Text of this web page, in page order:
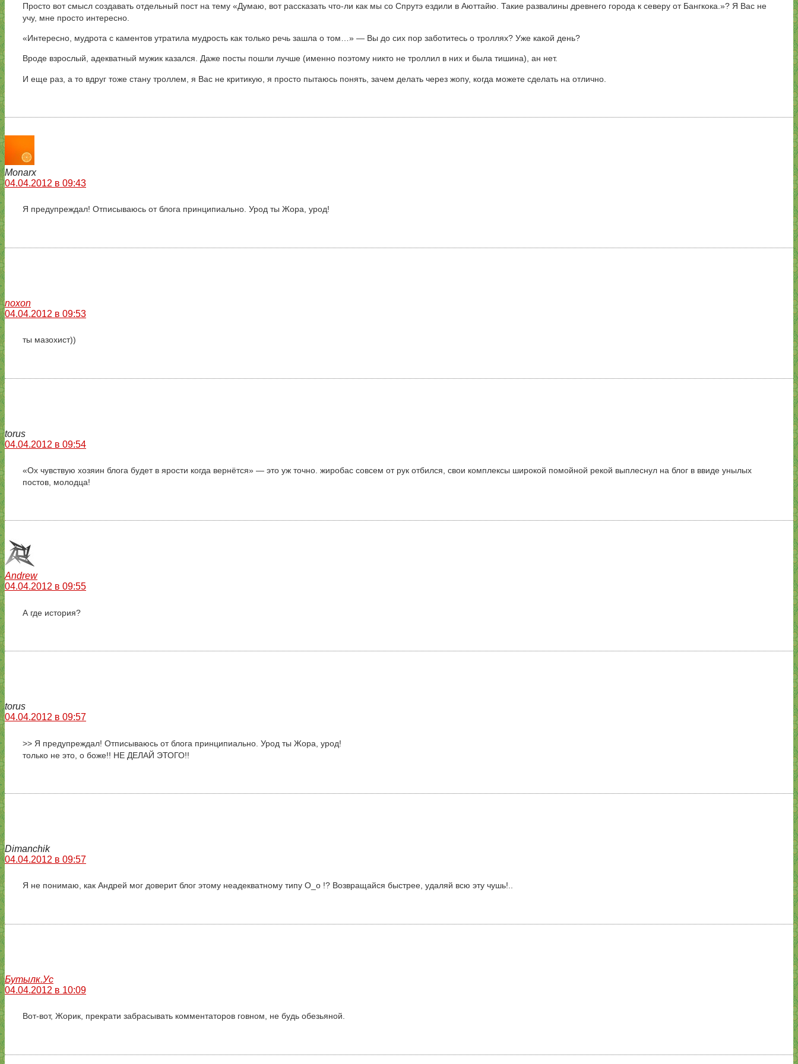
Просто вот смысл создавать отдельный пост на тему «Думаю, вот рассказать что-ли как мы со Спрутэ ездили в Аюттайю. Такие развалины древнего города к северу от Бангкока.»? Я Вас не
учу, мне просто интересно.
«Интересно, мудрота с каментов утратила мудрость как только речь зашла о том…» — Вы до сих пор заботитесь о троллях? Уже какой день?
Вроде взрослый, адекватный мужик казался. Даже посты пошли лучше (именно поэтому никто не троллил в них и была тишина), ан нет.
И еще раз, а то вдруг тоже стану троллем, я Вас не критикую, я просто пытаюсь понять, зачем делать через жопу, когда можете сделать на отлично.
Monarx
04.04.2012 в 09:43
Я предупреждал! Отписываюсь от блога принципиально. Урод ты Жора, урод!
noxon
04.04.2012 в 09:53
ты мазохист))
torus
04.04.2012 в 09:54
«Ох чувствую хозяин блога будет в ярости когда вернётся» — это уж точно. жиробас совсем от рук отбился, свои комплексы широкой помойной рекой выплеснул на блог в ввиде унылых
постов, молодца!
Andrew
04.04.2012 в 09:55
А где история?
torus
04.04.2012 в 09:57
>> Я предупреждал! Отписываюсь от блога принципиально. Урод ты Жора, урод!
только не это, о боже!! НЕ ДЕЛАЙ ЭТОГО!!
Dimanchik
04.04.2012 в 09:57
Я не понимаю, как Андрей мог доверит блог этому неадекватному типу О_о !? Возвращайся быстрее, удаляй всю эту чушь!..
Бутылк.Ус
04.04.2012 в 10:09
Вот-вот, Жорик, прекрати забрасывать комментаторов говном, не будь обезьяной.